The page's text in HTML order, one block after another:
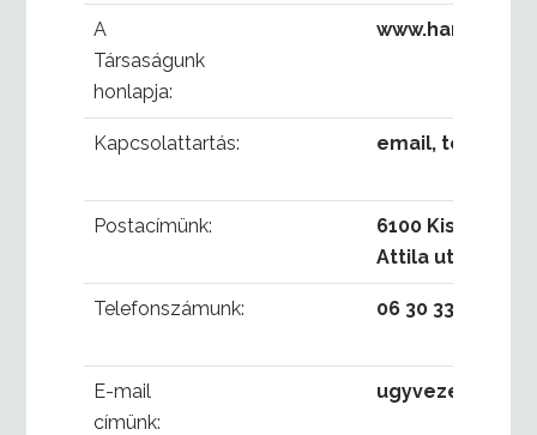
A
Társaságunk
honlapja:
Kapcsolattartás: email, telefon
Postacímünk:
6100
Attila utca 1-3.
Telefonszámunk: 06 30 334-1355
E-mail
címünk: